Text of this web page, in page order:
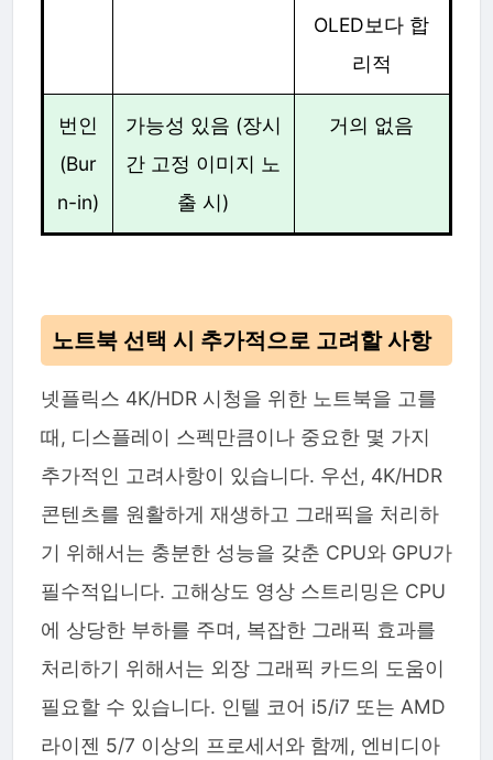
OLED보다 합
리적
번인
(Bur
n-in)
가능성 있음 (장시
간 고정 이미지 노
출 시)
거의 없음
노트북 선택 시 추가적으로 고려할 사항
넷플릭스 4K/HDR 시청을 위한 노트북을 고를
때, 디스플레이 스펙만큼이나 중요한 몇 가지
추가적인 고려사항이 있습니다. 우선, 4K/HDR
콘텐츠를 원활하게 재생하고 그래픽을 처리하
기 위해서는 충분한 성능을 갖춘 CPU와 GPU가
필수적입니다. 고해상도 영상 스트리밍은 CPU
에 상당한 부하를 주며, 복잡한 그래픽 효과를
처리하기 위해서는 외장 그래픽 카드의 도움이
필요할 수 있습니다. 인텔 코어 i5/i7 또는 AMD
라이젠 5/7 이상의 프로세서와 함께, 엔비디아